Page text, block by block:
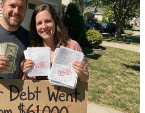
tại Bệnh viện K. (Ảnh: PV/Vietnam+)
K tổ chức hội nghị bàn về
cứu khoa học, đào tạo
các đối tác đến từ Vương